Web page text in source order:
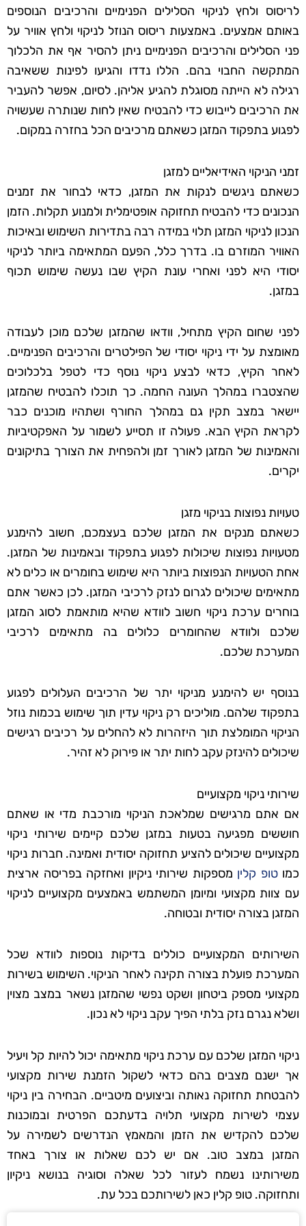
לריסוס ולחץ לניקוי הסלילים הפנימיים והרכיבים הנוספים
באותם אמצעים. באמצעות ריסוס הנוזל לניקוי ולחץ אוויר על
פני הסלילים והרכיבים הפנימיים ניתן להסיר אף את הלכלוך
המתקשה החבוי בהם. הללו נדדו והגיעו לפינות ששאיבה
רגילה לא הייתה מסוגלת להגיע אליהן. לסיום, אפשר להעביר
את הרכיבים לייבוש כדי להבטיח שאין לחות שנותרה שעשויה
לפגוע בתפקוד המזגן כשאתם מרכיבים הכל בחזרה במקום.
זמני הניקוי האידיאליים למזגן
כשאתם ניגשים לנקות את המזגן, כדאי לבחור את זמנים
הנכונים כדי להבטיח תחזוקה אופטימלית ולמנוע תקלות. הזמן
הנכון לניקוי המזגן תלוי במידה רבה בתדירות השימוש ובאיכות
האוויר המוזרם בו. בדרך כלל, הפעם המתאימה ביותר לניקוי
יסודי היא לפני ואחרי עונת הקיץ שבו נעשה שימוש תכוף
במזגן.
לפני שחום הקיץ מתחיל, וודאו שהמזגן שלכם מוכן לעבודה
מאומצת על ידי ניקוי יסודי של הפילטרים והרכיבים הפנימיים.
לאחר הקיץ, כדאי לבצע ניקוי נוסף כדי לטפל בלכלוכים
שהצטברו במהלך העונה החמה. כך תוכלו להבטיח שהמזגן
יישאר במצב תקין גם במהלך החורף ושתהיו מוכנים כבר
לקראת הקיץ הבא. פעולה זו תסייע לשמור על האפקטיביות
והאמינות של המזגן לאורך זמן ולהפחית את הצורך בתיקונים
יקרים.
טעויות נפוצות בניקוי מזגן
כשאתם מנקים את המזגן שלכם בעצמכם, חשוב להימנע
מטעויות נפוצות שיכולות לפגוע בתפקוד ובאמינות של המזגן.
אחת הטעויות הנפוצות ביותר היא שימוש בחומרים או כלים לא
מתאימים שיכולים לגרום לנזק לרכיבי המזגן. לכן כאשר אתם
בוחרים ערכת ניקוי חשוב לוודא שהיא מותאמת לסוג המזגן
שלכם ולוודא שהחומרים כלולים בה מתאימים לרכיבי
המערכת שלכם.
בנוסף יש להימנע מניקוי יתר של הרכיבים העלולים לפגוע
בתפקוד שלהם. מוליכים רק ניקוי עדין תוך שימוש בכמות נוזל
הניקוי המומלצת תוך היזהרות לא להחלים על רכיבים רגישים
שיכולים להינזק עקב לחות יתר או פירוק לא זהיר.
שירותי ניקוי מקצועיים
אם אתם מרגישים שמלאכת הניקוי מורכבת מדי או שאתם
חוששים מפגיעה בטעות במזגן שלכם קיימים שירותי ניקוי
מקצועיים שיכולים להציע תחזוקה יסודית ואמינה. חברות ניקוי
כמוטופ קלין מספקות שירותי ניקיון ואחזקה בפריסה ארצית
עם צוות מקצועי ומיומן המשתמש באמצעים מקצועיים לניקוי
המזגן בצורה יסודית ובטוחה.
השירותים המקצועיים כוללים בדיקות נוספות לוודא שכל
המערכת פועלת בצורה תקינה לאחר הניקוי. השימוש בשירות
מקצועי מספק ביטחון ושקט נפשי שהמזגן נשאר במצב מצוין
ושלא נגרם נזק בלתי הפיך עקב ניקוי לא נכון.
ניקוי המזגן שלכם עם ערכת ניקוי מתאימה יכול להיות קל ויעיל
אך ישנם מצבים בהם כדאי לשקול הזמנת שירות מקצועי
להבטחת תחזוקה נאותה וביצועים מיטביים. הבחירה בין ניקוי
עצמי לשירות מקצועי תלויה בדעתכם הפרטית ובמוכנות
שלכם להקדיש את הזמן והמאמץ הנדרשים לשמירה על
המזגן במצב טוב. אם יש לכם שאלות או צורך באחד
משירותינו נשמח לעזור לכל שאלה וסוגיה בנושא ניקיון
ותחזוקה. טופ קלין כאן לשירותכם בכל עת.